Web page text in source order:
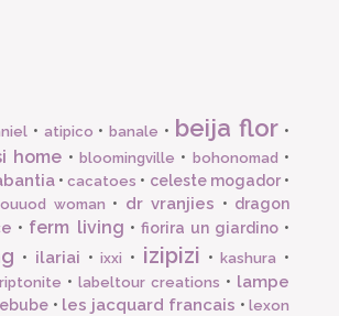
• atipico •banale • beija flor •
home • bloomingville • bohonomad •
•cacatoes • celeste mogador•
woman • dr vranjies • dragon
• ferm living • fiorira un giardino•
• ilariai •ixxi • izipizi •kashura •
• labeltour creations • lampe
• les jacquard francais •lexon